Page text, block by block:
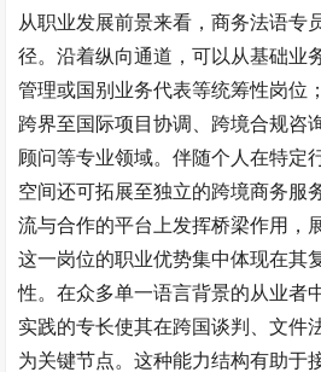
从职业发展前景来看，商务法语专
径。沿着纵向通道，可以从基础业
管理或国别业务代表等统筹性岗位
跨界至国际项目协调、跨境合规咨
顾问等专业领域。伴随个人在特定
空间还可拓展至独立的跨境商务服
流与合作的平台上发挥桥梁作用，
这一岗位的职业优势集中体现在其
性。在众多单一语言背景的从业者
实践的专长使其在跨国谈判、文件
为关键节点。这种能力结构有助于